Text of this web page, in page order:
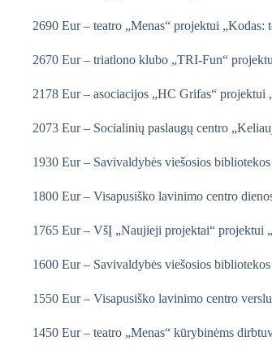
2690 Eur – teatro „Menas“ projektui „Kodas:
2670 Eur – triatlono klubo „TRI-Fun“
2178 Eur – asociacijos „HC Grifas“ projektui
2073 Eur – Socialinių paslaugų centro
1930 Eur – Savivaldybės viešosios bibliotekos
1800 Eur – Visapusiško lavinimo centro
1765 Eur – VšĮ „Naujieji projektai“ projektui
1600 Eur – Savivaldybės viešosios
1550 Eur – Visapusiško lavinimo centro
1450 Eur – teatro „Menas“ kūrybinėms